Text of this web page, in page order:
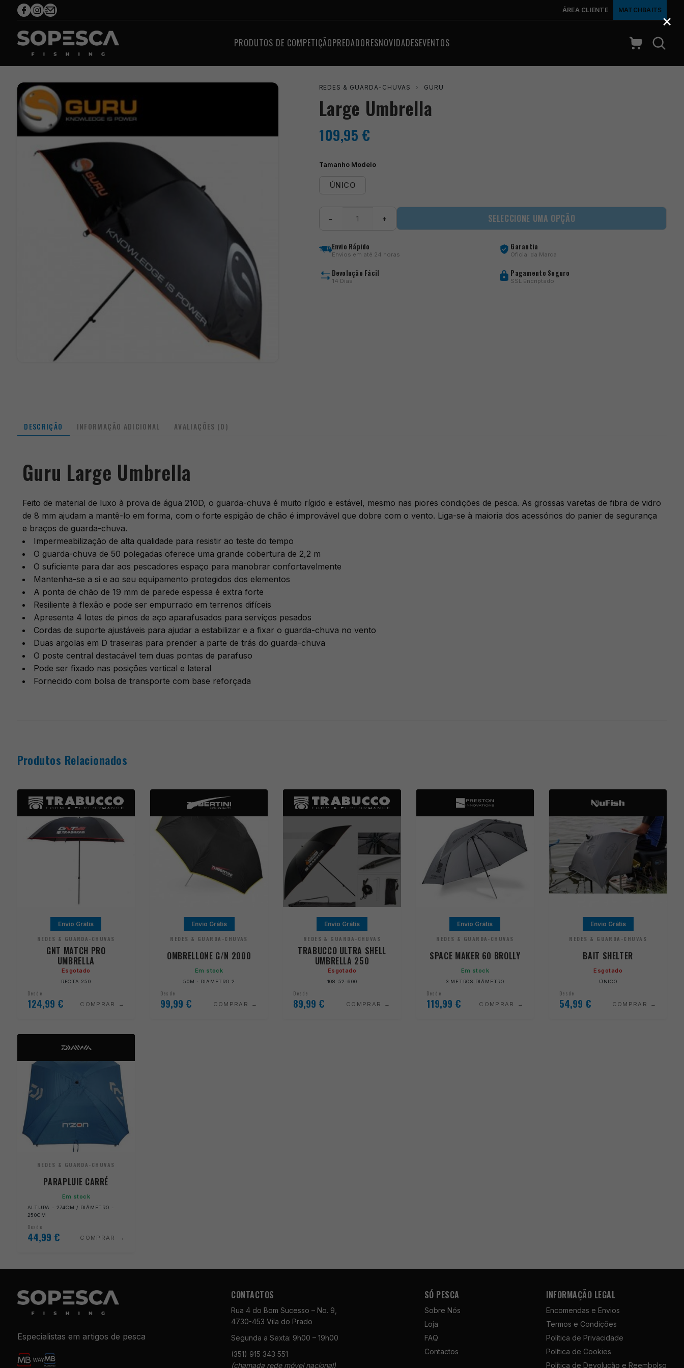
ÁREA CLIENTE MATCHBAITS
PRODUTOS DE COMPETIÇÃOPREDADORESNOVIDADESEVENTOS
REDES & GUARDA-CHUVAS › GURU
Large Umbrella
109,95 €
Tamanho Modelo
ÚNICO
− + SELECCIONE UMA OPÇÃO
Envio Rápido
Envios em até 24 horas
Garantia
Oficial da Marca
Devolução Fácil
14 Dias
Pagamento Seguro
SSL Encriptado
DESCRIÇÃO INFORMAÇÃO ADICIONAL AVALIAÇÕES (0)
Guru Large Umbrella
Feito de material de luxo à prova de água 210D, o guarda-chuva é muito rígido e estável, mesmo nas piores condições de pesca. As grossas varetas de fibra de vidro
de 8 mm ajudam a mantê-lo em forma, com o forte espigão de chão é improvável que dobre com o vento. Liga-se à maioria dos acessórios do panier de segurança
e braços de guarda-chuva.
Impermeabilização de alta qualidade para resistir ao teste do tempo
O guarda-chuva de 50 polegadas oferece uma grande cobertura de 2,2 m
O suficiente para dar aos pescadores espaço para manobrar confortavelmente
Mantenha-se a si e ao seu equipamento protegidos dos elementos
A ponta de chão de 19 mm de parede espessa é extra forte
Resiliente à flexão e pode ser empurrado em terrenos difíceis
Apresenta 4 lotes de pinos de aço aparafusados para serviços pesados
Cordas de suporte ajustáveis para ajudar a estabilizar e a fixar o guarda-chuva no vento
Duas argolas em D traseiras para prender a parte de trás do guarda-chuva
O poste central destacável tem duas pontas de parafuso
Pode ser fixado nas posições vertical e lateral
Fornecido com bolsa de transporte com base reforçada
Produtos Relacionados
Envio Grátis
REDES & GUARDA-CHUVAS
GNT MATCH PRO
UMBRELLA
Esgotado
RECTA 250
Desde
124,99 € COMPRAR
Envio Grátis
REDES & GUARDA-CHUVAS
OMBRELLONE G/N 2000
Em stock
50M · DIAMETRO 2
Desde
99,99 € COMPRAR
Envio Grátis
REDES & GUARDA-CHUVAS
TRABUCCO ULTRA SHELL
UMBRELLA 250
Esgotado
108-52-600
Desde
89,99 € COMPRAR
Envio Grátis
REDES & GUARDA-CHUVAS
SPACE MAKER 60 BROLLY
Em stock
3 METROS DIÂMETRO
Desde
119,99 € COMPRAR
Envio Grátis
REDES & GUARDA-CHUVAS
BAIT SHELTER
Esgotado
ÚNICO
Desde
54,99 € COMPRAR
REDES & GUARDA-CHUVAS
PARAPLUIE CARRÉ
Em stock
ALTURA - 274CM / DIÂMETRO -
250CM
Desde
44,99 € COMPRAR
Especialistas em artigos de pesca
CONTACTOS
Rua 4 do Bom Sucesso – No. 9,
4730-453 Vila do Prado
Segunda a Sexta: 9h00 – 19h00
(351) 915 343 551
(chamada rede móvel nacional)
SÓ PESCA
Sobre Nós
Loja
FAQ
Contactos
INFORMAÇÃO LEGAL
Encomendas e Envios
Termos e Condições
Política de Privacidade
Política de Cookies
Política de Devolução e Reembolso
×